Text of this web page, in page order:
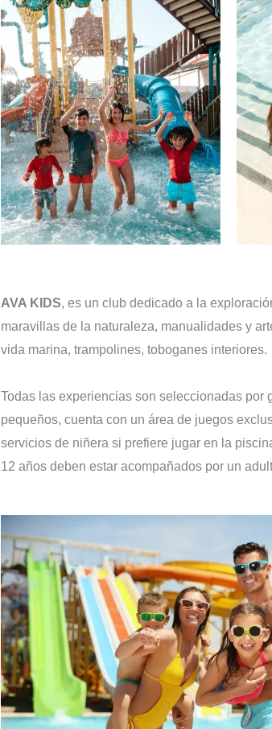
AVA KIDS, es un club dedicado a la
maravillas de la naturaleza, manualidades y
vida marina, trampolines, toboganes interiores.
Todas las experiencias son seleccionadas por
pequeños, cuenta con un área de juegos
servicios de niñera si prefiere jugar en la
12 años deben estar acompañados por un